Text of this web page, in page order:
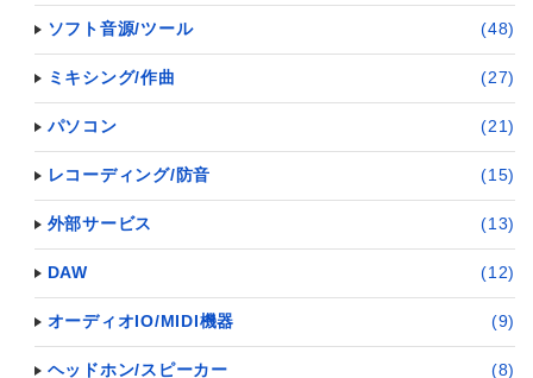
ソフト音源/ツール (48)
ミキシング/作曲 (27)
パソコン (21)
レコーディング/防音 (15)
外部サービス (13)
DAW (12)
オーディオIO/MIDI機器 (9)
ヘッドホン/スピーカー (8)